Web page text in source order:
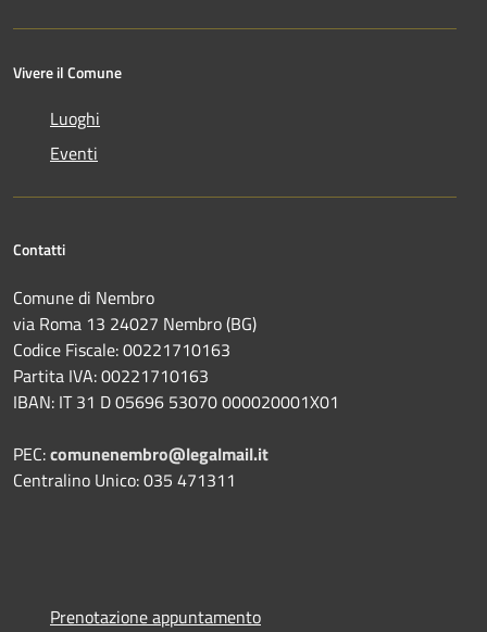
Vivere il Comune
Luoghi
Eventi
Contatti
Comune di Nembro
via Roma 13 24027 Nembro (BG)
Codice Fiscale: 00221710163
Partita IVA: 00221710163
IBAN: IT 31 D 05696 53070 000020001X01
PEC:comunenembro@legalmail.it
Centralino Unico: 035 471311
Prenotazione appuntamento